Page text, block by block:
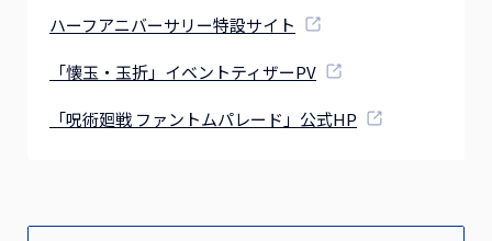
ハーフアニバーサリー特設サイト
「懐玉・玉折」イベントティザーPV
「呪術廻戦 ファントムパレード」公式HP